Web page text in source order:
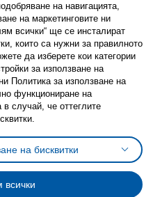
бисквитки (Cookies)
на бисквитки
политика за личните данни
данни на ikea.bg
IKEA Family
на навигацията,
на маркетинговите ни
всички“ ще се инсталират
които са нужни за правилното
да изберете кои категории
за използване на
Политика за използване на
функциониране на
в случай, че оттеглите
на бисквитки
всички